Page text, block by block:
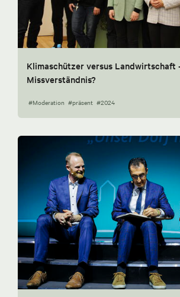
Klimaschützer versus Landwirtschaft
Missverständnis?
#Moderation #präsent #2024